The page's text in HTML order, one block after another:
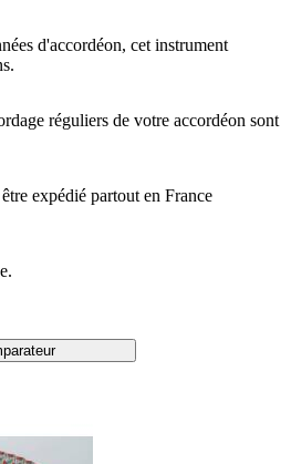
d'accordéon, cet instrument
réguliers de votre accordéon sont
expédié partout en France
.